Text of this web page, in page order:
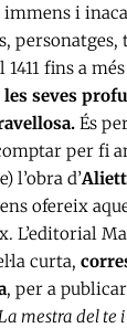
i
1411 fins a
seves
És
per fi
l’obra d’
ofereix
L’editorial
curta,
, per a
La mestra del te